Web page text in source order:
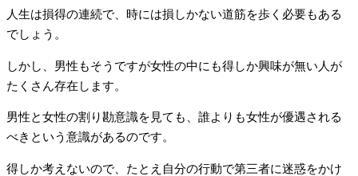
人生は損得の連続で、時には損しかない道筋を歩く必要もある
でしょう。
しかし、男性もそうですが女性の中にも得しか興味が無い人が
たくさん存在します。
男性と女性の割り勘意識を見ても、誰よりも女性が優遇される
べきという意識があるのです。
得しか考えないので、たとえ自分の行動で第三者に迷惑をかけ